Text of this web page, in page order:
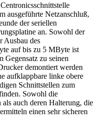
ausgeführte Netzanschluß,
der seriellen
an. Sowohl der
Ausbau des
auf bis zu 5 MByte ist
Gegensatz zu seinen
demontiert werden
aufklappbare linke obere
Schnittstellen zum
Sowohl die
als auch deren Halterung, die
einen sehr sicheren